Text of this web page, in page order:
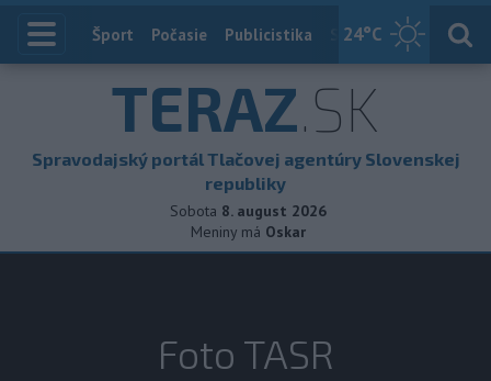
24°C
Index
Šport Počasie Publicistika Slovensko
TERAZ.SK
Spravodajský portál Tlačovej agentúry Slovenskej
republiky
Sobota 8. august 2026
Meniny má Oskar
Foto TASR